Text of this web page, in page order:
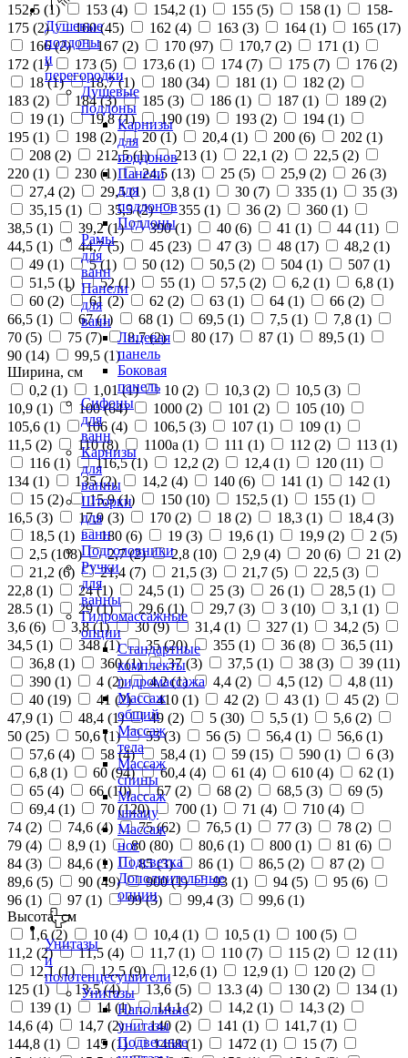
Душевые
поддоны
и
перегородки
Душевые
поддоны
Карнизы
для
поддонов
Панели
для
поддонов
Поддоны
Рамы
для
ванн
Панели
для
ванн
Лицевая
панель
Боковая
панель
Сифоны
для
ванн
Карнизы
для
ванны
Шторки
для
ванн
Подголовники
Ручки
для
ванны
Гидромассажные
опции
Стандартные
комплекты
гидромассажа
Массаж
общий
Массаж
тела
Массаж
спины
Массаж
шиацу
Массаж
ног
Подсветка
Дополнительные
опции
Унитазы
и
полотенцесушители
Унитазы
Напольные
унитазы
Подвесные
152,5 (1) 153 (4) 154,2 (1) 155 (5) 158 (1)
158-
175 (2) 160 (45) 162 (4) 163 (3) 164 (1) 165 (17)
166 (2) 167 (2) 170 (97) 170,7 (2) 171 (1)
172 (1) 173 (5) 173,6 (1) 174 (7) 175 (7) 176 (2)
18 (1) 18,7 (1) 180 (34) 181 (1) 182 (2)
183 (2) 184 (3) 185 (3) 186 (1) 187 (1) 189 (2)
19 (1) 19,8 (1) 190 (19) 193 (2) 194 (1)
195 (1) 198 (2) 20 (1) 20,4 (1) 200 (6) 202 (1)
208 (2) 212,5 (1) 213 (1) 22,1 (2) 22,5 (2)
220 (1) 230 (1) 24,5 (13) 25 (5) 25,9 (2) 26 (3)
27,4 (2) 29,5 (1) 3,8 (1) 30 (7) 335 (1) 35 (3)
35,15 (1) 35,5 (2) 355 (1) 36 (2) 360 (1)
38,5 (1) 39,2 (1) 390 (1) 40 (6) 41 (1) 44 (11)
44,5 (1) 44,7 (5) 45 (23) 47 (3) 48 (17) 48,2 (1)
49 (1) 5 (1) 50 (12) 50,5 (2) 504 (1) 507 (1)
51,5 (1) 52 (1) 55 (1) 57,5 (2) 6,2 (1) 6,8 (1)
60 (2) 61 (2) 62 (2) 63 (1) 64 (1) 66 (2)
66,5 (1) 67 (1) 68 (1) 69,5 (1) 7,5 (1) 7,8 (1)
70 (5) 75 (7) 8,7 (2) 80 (17) 87 (1) 89,5 (1)
90 (14) 99,5 (1)
Ширина, см
0,2 (1) 1,01 (1) 10 (2) 10,3 (2) 10,5 (3)
10,9 (1) 100 (64) 1000 (2) 101 (2) 105 (10)
105,6 (1) 106 (4) 106,5 (3) 107 (1) 109 (1)
11,5 (2) 110 (8) 1100а (1) 111 (1) 112 (2) 113 (1)
116 (1) 116,5 (1) 12,2 (2) 12,4 (1) 120 (11)
134 (1) 135 (2) 14,2 (4) 140 (6) 141 (1) 142 (1)
15 (2) 15,9 (1) 150 (10) 152,5 (1) 155 (1)
16,5 (3) 17,9 (3) 170 (2) 18 (2) 18,3 (1) 18,4 (3)
18,5 (1) 180 (6) 19 (3) 19,6 (1) 19,9 (2) 2 (5)
2,5 (108) 2,7 (2) 2,8 (10) 2,9 (4) 20 (6) 21 (2)
21,2 (6) 21,4 (7) 21,5 (3) 21,7 (5) 22,5 (3)
22,8 (1) 24 (1) 24,5 (1) 25 (3) 26 (1) 28,5 (1)
28.5 (1) 29 (1) 29,6 (1) 29,7 (3) 3 (10) 3,1 (1)
3,6 (6) 3,8 (1) 30 (9) 31,4 (1) 327 (1) 34,2 (5)
34,5 (1) 348 (1) 35 (20) 355 (1) 36 (8) 36,5 (11)
36,8 (1) 360 (1) 37 (3) 37,5 (1) 38 (3) 39 (11)
390 (1) 4 (2) 4,2 (1) 4,4 (2) 4,5 (12) 4,8 (11)
40 (19) 41 (2) 410 (1) 42 (2) 43 (1) 45 (2)
47,9 (1) 48,4 (1) 49 (2) 5 (30) 5,5 (1) 5,6 (2)
50 (25) 50,6 (1) 55 (3) 56 (5) 56,4 (1) 56,6 (1)
57,6 (4) 58 (4) 58,4 (1) 59 (15) 590 (1) 6 (3)
6,8 (1) 60 (94) 60,4 (4) 61 (4) 610 (4) 62 (1)
65 (4) 66 (10) 67 (2) 68 (2) 68,5 (3) 69 (5)
69,4 (1) 70 (120) 700 (1) 71 (4) 710 (4)
74 (2) 74,6 (4) 75 (62) 76,5 (1) 77 (3) 78 (2)
79 (4) 8,9 (1) 80 (80) 80,6 (1) 800 (1) 81 (6)
84 (3) 84,6 (1) 85 (3) 86 (1) 86,5 (2) 87 (2)
89,6 (5) 90 (49) 900 (1) 93 (1) 94 (5) 95 (6)
96 (1) 97 (1) 99 (3) 99,4 (3) 99,6 (1)
Высота, см
1,6 (2) 10 (4) 10,4 (1) 10,5 (1) 100 (5)
11,2 (2) 11,5 (4) 11,7 (1) 110 (7) 115 (2) 12 (11)
12,1 (1) 12,5 (9) 12,6 (1) 12,9 (1) 120 (2)
125 (1) 13,5 (4) 13,6 (5) 13.3 (4) 130 (2) 134 (1)
139 (1) 14 (1) 14,1 (2) 14,2 (1) 14,3 (2)
14,6 (4) 14,7 (2) 140 (2) 141 (1) 141,7 (1)
144,8 (1) 145 (1) 1468 (1) 1472 (1) 15 (7)